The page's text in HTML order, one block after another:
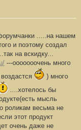
.....на нашем
и поэтому создал
на вскидку...
---ооооооочень много
) много
....хотелось бы
мысль
роликам весьма не
этот продукт
очень даже не